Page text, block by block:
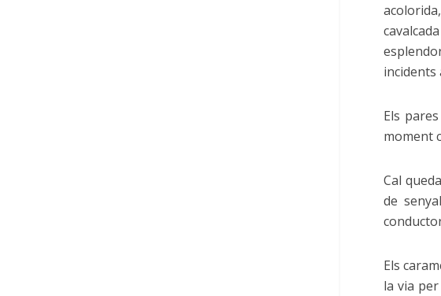
incidents
Els
moment
Cal
de
Els
la via